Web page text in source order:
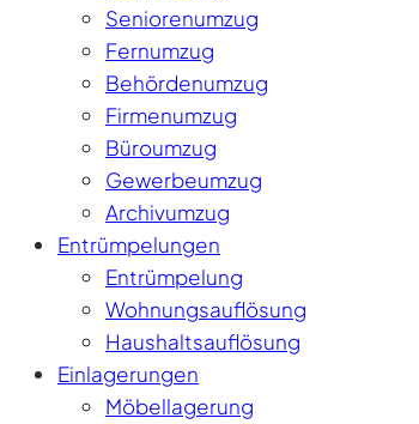
Seniorenumzug
Fernumzug
Behördenumzug
Firmenumzug
Büroumzug
Gewerbeumzug
Archivumzug
Entrümpelungen
Entrümpelung
Wohnungsauflösung
Haushaltsauflösung
Einlagerungen
Möbellagerung